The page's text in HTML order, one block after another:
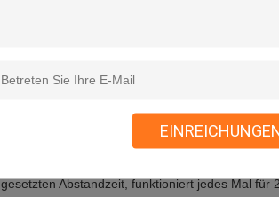
Stillstand einmal zu übertragen, das
zu halten angeschlossen, und das vibrierende
Stromsparmodus: der
den Winterschlafzustand nachdem er für 2
nicht Daten im Winterschlafzustand,
das Erschütterungsgerät kann zum
stellen Sie den
gesetzten Abstandzeit, funktioniert jedes Mal